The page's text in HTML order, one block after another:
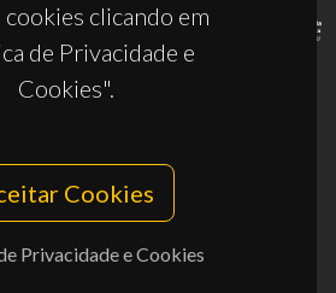
cookies clicando em
de Privacidade e
Cookies".
Cookies
Privacidade e Cookies
10.54499/UID/PRR2/50011/2025